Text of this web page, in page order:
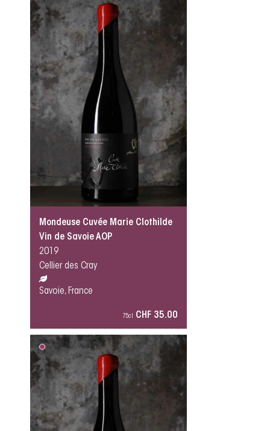
Mondeuse Cuvée Marie Clothilde
Vin de Savoie AOP
2019
Cellier des Cray
Savoie, France
75cl CHF 35.00